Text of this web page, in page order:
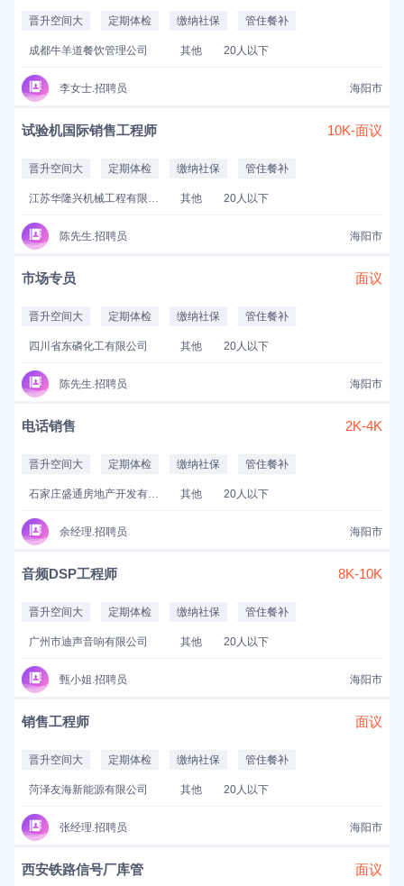
晋升空间大 定期体检 缴纳社保 管住餐补
成都牛羊道餐饮管理公司 其他 20人以下
李女士.招聘员 海阳市
试验机国际销售工程师 10K-面议
晋升空间大 定期体检 缴纳社保 管住餐补
江苏华隆兴机械工程有限公司 其他 20人以下
陈先生.招聘员 海阳市
市场专员 面议
晋升空间大 定期体检 缴纳社保 管住餐补
四川省东磷化工有限公司 其他 20人以下
陈先生.招聘员 海阳市
电话销售 2K-4K
晋升空间大 定期体检 缴纳社保 管住餐补
石家庄盛通房地产开发有限公司 其他 20人以下
余经理.招聘员 海阳市
音频DSP工程师 8K-10K
晋升空间大 定期体检 缴纳社保 管住餐补
广州市迪声音响有限公司 其他 20人以下
甄小姐.招聘员 海阳市
销售工程师 面议
晋升空间大 定期体检 缴纳社保 管住餐补
菏泽友海新能源有限公司 其他 20人以下
张经理.招聘员 海阳市
西安铁路信号厂库管 面议